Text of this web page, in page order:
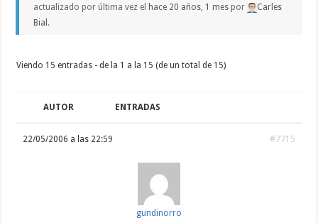
actualizado por última vez el hace 20 años, 1 mespor
Carles
Bial .
Viendo 15 entradas - de la 1 a la 15 (de un total de 15)
AUTOR ENTRADAS
22/05/2006 a las 22:59 #7715
gundinorro